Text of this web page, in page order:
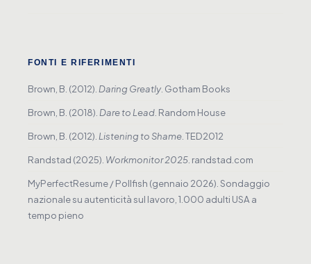
FONTI E RIFERIMENTI
Brown, B. (2012). Daring Greatly . Gotham Books
Brown, B. (2018). Dare to Lead . Random House
Brown, B. (2012). Listening to Shame . TED2012
Randstad (2025). Workmonitor 2025 . randstad.com
MyPerfectResume / Pollfish (gennaio 2026). Sondaggio
nazionale su autenticità sul lavoro, 1.000 adulti USA a
tempo pieno